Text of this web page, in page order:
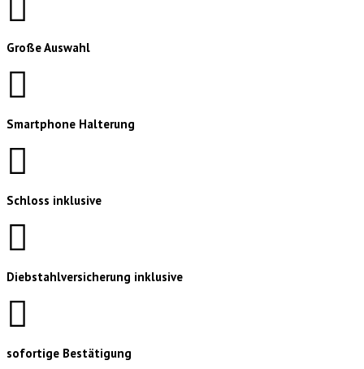
Große Auswahl
Smartphone Halterung
Schloss inklusive
Diebstahlversicherung inklusive
sofortige Bestätigung